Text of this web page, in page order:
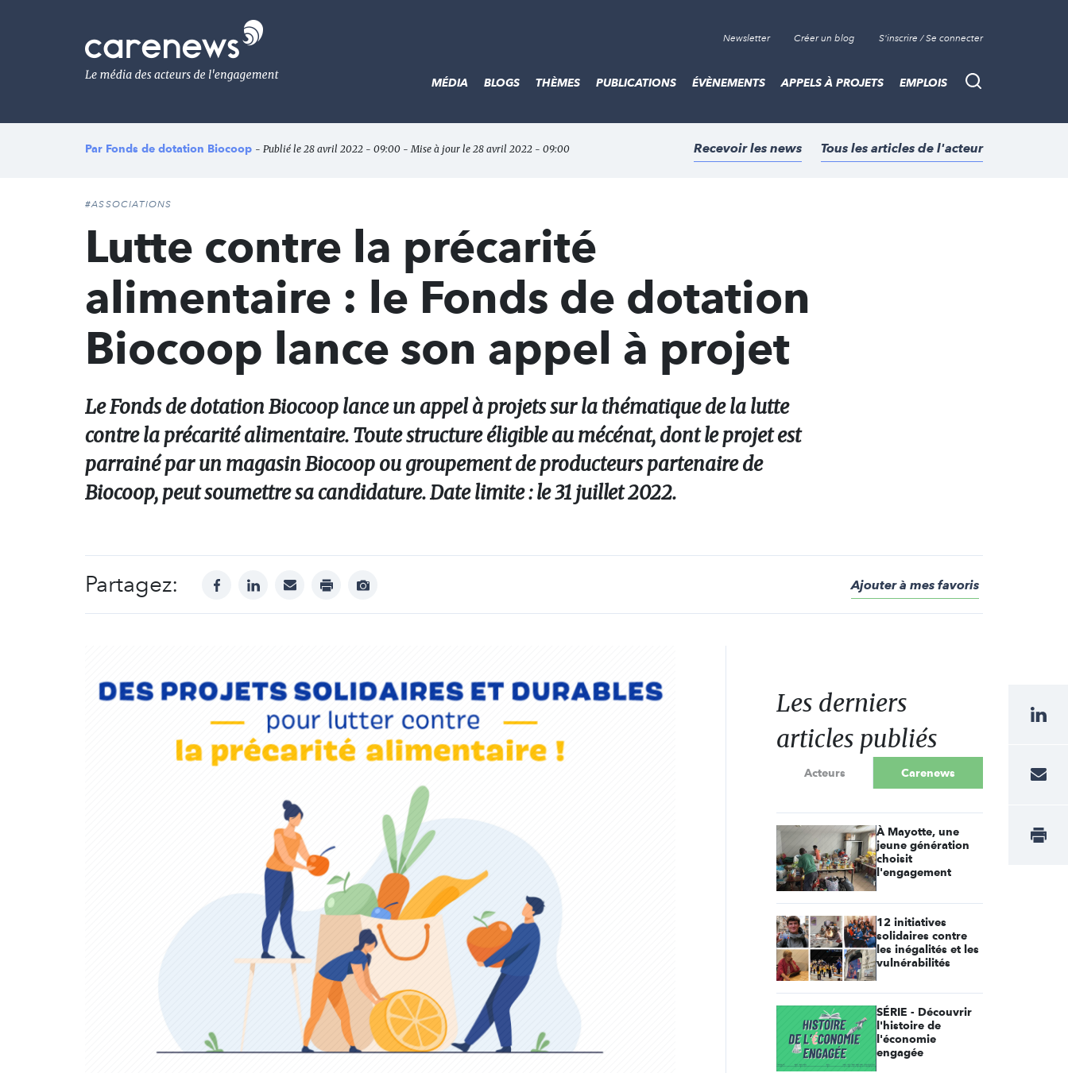
Le
média
de
l'engagement
Newsletter Créer un blog S'inscrire / Se connecter
Recherche
MÉDIA BLOGS THÈMES PUBLICATIONS ÉVÈNEMENTS APPELS À PROJETS EMPLOIS
Par Fonds de dotation Biocoop - Publié le 28 avril 2022 - 09:00 - Mise à jour le 28 avril 2022 - 09:00 Recevoir les news Tous les articles de l'acteur
#ASSOCIATIONS
Lutte contre la précarité
alimentaire : le Fonds de dotation
Biocoop lance son appel à projet
Le Fonds de dotation Biocoop lance un appel à projets sur la thématique de la lutte
contre la précarité alimentaire. Toute structure éligible au mécénat, dont le projet est
parrainé par un magasin Biocoop ou groupement de producteurs partenaire de
Biocoop, peut soumettre sa candidature. Date limite : le 31 juillet 2022.
Partagez: facebooklinkedinmail print
Afficher
Ajouter à mes favoris
Les derniers
articles publiés
Acteurs Carenews
À Mayotte, une
jeune génération
choisit
l'engagement
12 initiatives
solidaires contre
les inégalités et les
vulnérabilités
SÉRIE - Découvrir
l'histoire de
l'économie
engagée